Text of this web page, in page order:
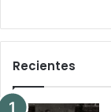
Recientes